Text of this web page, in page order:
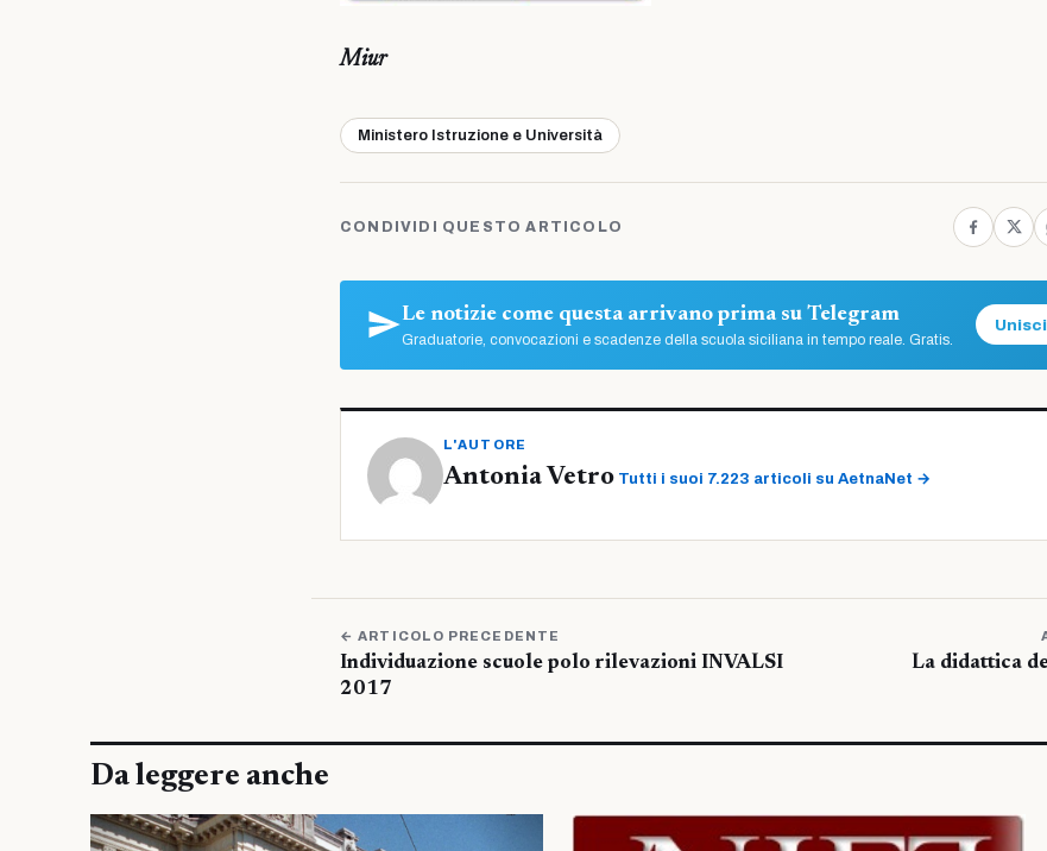
Miur
Ministero Istruzione e Università
CONDIVIDI QUESTO ARTICOLO
Le notizie come questa arrivano prima su Telegram
Graduatorie, convocazioni e scadenze della scuola siciliana in tempo reale. Gratis.
L'AUTORE
Antonia Vetro Tutti i suoi 7.223 articoli su AetnaNet →
← ARTICOLO PRECEDENTE
Individuazione scuole polo rilevazioni INVALSI
2017
La didattica
Da leggere anche